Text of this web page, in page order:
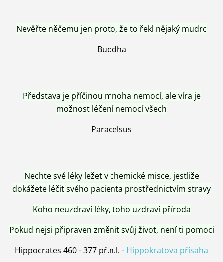
Nevěřte něčemu jen proto, že to řekl nějaký mudrc
Buddha
Představa je příčinou mnoha nemocí, ale víra je
možnost léčení nemocí všech
Paracelsus
Nechte své léky ležet v chemické misce, jestliže
dokážete léčit svého pacienta prostřednictvím stravy
Koho neuzdraví léky, toho uzdraví příroda
Pokud nejsi připraven změnit svůj život, není ti pomoci
Hippocrates 460 - 377 př.n.l. - Hippokratova přísaha